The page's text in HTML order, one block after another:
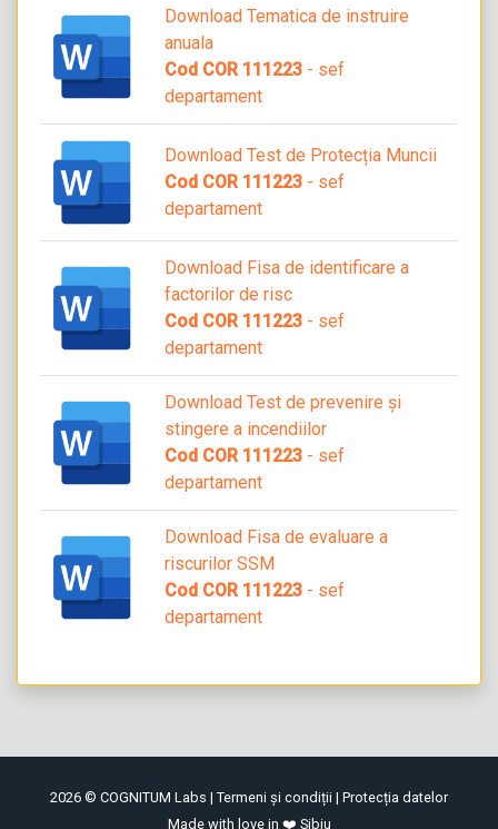
Download Tematica de instruire
anuala
Cod COR 111223 - sef
departament
Download Test de Protecția Muncii
Cod COR 111223 - sef
departament
Download Fisa de identificare a
factorilor de risc
Cod COR 111223 - sef
departament
Download Test de prevenire și
stingere a incendiilor
Cod COR 111223 - sef
departament
Download Fisa de evaluare a
riscurilor SSM
Cod COR 111223 - sef
departament
2026 © COGNITUM Labs | Termeni și condiții | Protecția datelor
Made with love in ❤️ Sibiu